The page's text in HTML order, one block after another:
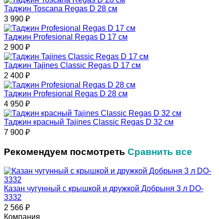
Таджин Toscana Regas D 28 см
3 990 ₽
Таджин Profesional Regas D 17 см
2 900 ₽
Таджин Tajines Classic Regas D 17 см
2 400 ₽
Таджин Profesional Regas D 28 см
4 950 ₽
Таджин красный Tajines Classic Regas D 32 см
7 900 ₽
Рекомендуем посмотреть Сравнить все
Казан чугунный с крышкой и дружкой Добрыня 3 л DO-
3332
2 566 ₽
Компания